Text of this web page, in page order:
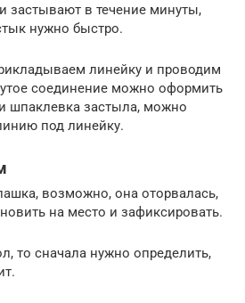
застывают в течение минуты,
нужно быстро.
линейку и проводим
соединение можно оформить
шпаклевка застыла, можно
под линейку.
возможно, она оторвалась,
на место и зафиксировать.
то сначала нужно определить,